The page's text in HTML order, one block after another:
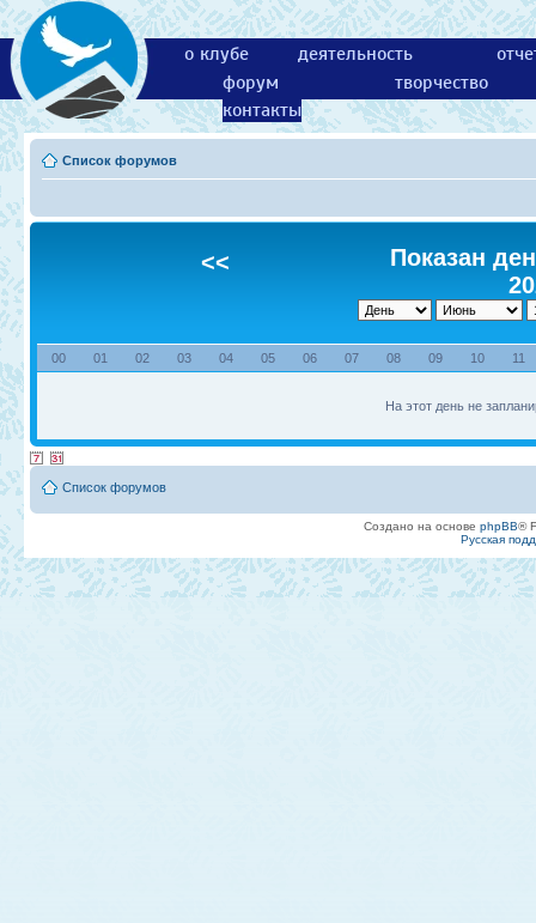
о клубе деятельность
форум
творчество
контакты
Список форумов
<<
Показан
00 01 02 03 04 05 06 07 08 09 10 11
На этот день не
Список форумов
Создано на основе phpBB®
Русская